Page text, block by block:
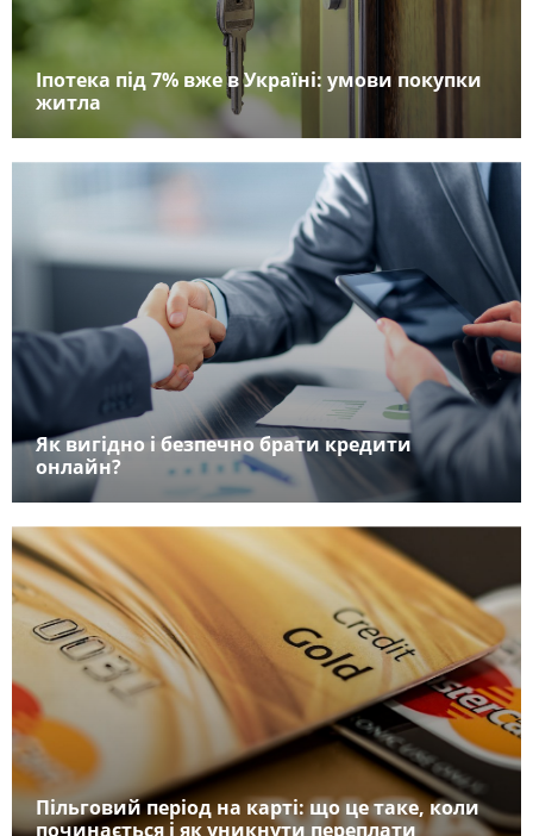
Іпотека під 7% вже в Україні: умови покупки
житла
Як вигідно і безпечно брати кредити
онлайн?
Пільговий період на карті: що це таке, коли
починається і як уникнути переплати